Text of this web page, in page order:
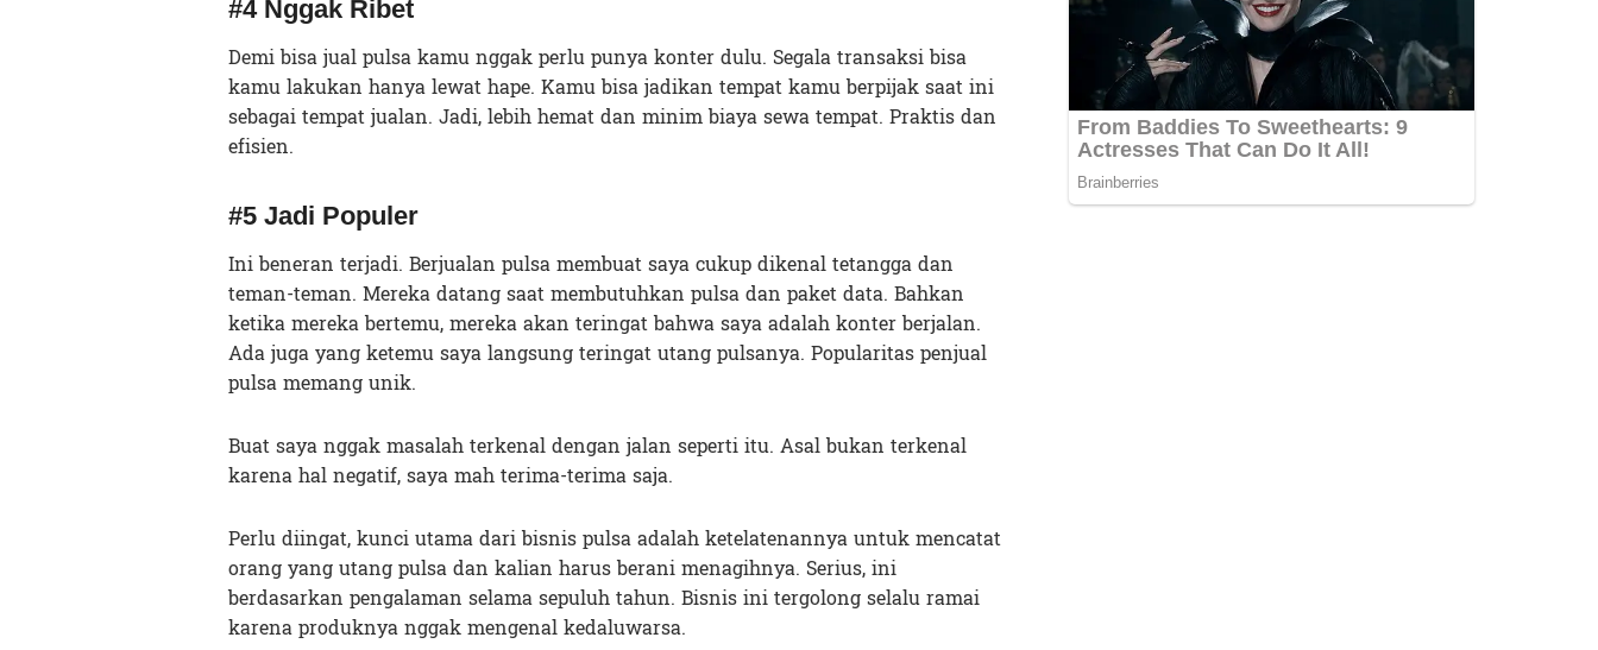
#4 Nggak Ribet
Demi bisa jual pulsa kamu nggak perlu punya konter dulu. Segala transaksi bisa
kamu lakukan hanya lewat hape. Kamu bisa jadikan tempat kamu berpijak saat ini
sebagai tempat jualan. Jadi, lebih hemat dan minim biaya sewa tempat. Praktis dan
efisien.
#5 Jadi Populer
Ini beneran terjadi. Berjualan pulsa membuat saya cukup dikenal tetangga dan
teman-teman. Mereka datang saat membutuhkan pulsa dan paket data. Bahkan
ketika mereka bertemu, mereka akan teringat bahwa saya adalah konter berjalan.
Ada juga yang ketemu saya langsung teringat utang pulsanya. Popularitas penjual
pulsa memang unik.
Buat saya nggak masalah terkenal dengan jalan seperti itu. Asal bukan terkenal
karena hal negatif, saya mah terima-terima saja.
Perlu diingat, kunci utama dari bisnis pulsa adalah ketelatenannya untuk mencatat
orang yang utang pulsa dan kalian harus berani menagihnya. Serius, ini
berdasarkan pengalaman selama sepuluh tahun. Bisnis ini tergolong selalu ramai
karena produknya nggak mengenal kedaluwarsa.